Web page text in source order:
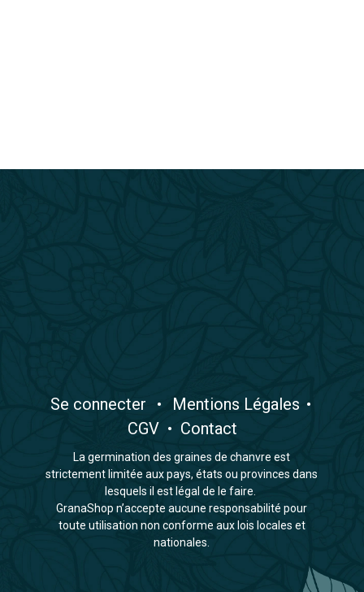
​Se connecter • ​Mentions Légales •
CGV• Contact
La germination des graines de chanvre est
strictement limitée aux pays, états ou provinces dans
lesquels il est légal de le faire.
GranaShop n’accepte aucune responsabilité pour
toute utilisation non conforme aux lois locales et
nationales.